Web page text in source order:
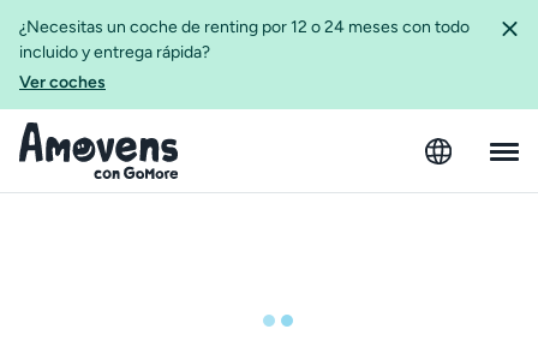
¿Necesitas un coche de renting por 12 o 24 meses con todo
incluido y entrega rápida?
Ver coches